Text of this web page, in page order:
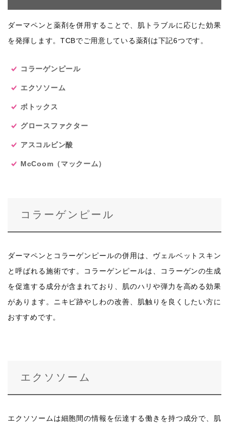
ダーマペンと薬剤を併用することで、肌トラブルに応じた効果
を発揮します。TCBでご用意している薬剤は下記6つです。
コラーゲンピール
エクソソーム
ボトックス
グロースファクター
アスコルビン酸
McCoom（マックーム）
コラーゲンピール
ダーマペンとコラーゲンピールの併用は、ヴェルベットスキン
と呼ばれる施術です。コラーゲンピールは、コラーゲンの生成
を促進する成分が含まれており、肌のハリや弾力を高める効果
があります。ニキビ跡やしわの改善、肌触りを良くしたい方に
おすすめです。
エクソソーム
エクソソームは細胞間の情報を伝達する働きを持つ成分で、肌